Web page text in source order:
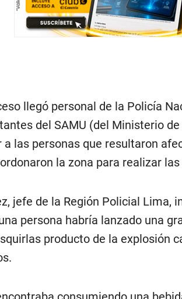
llegó personal de la Policía
del SAMU (del Ministerio
las personas que resultaron
la zona para realizar
jefe de la Región Policial Lima,
persona habría lanzado una
producto de la explosión